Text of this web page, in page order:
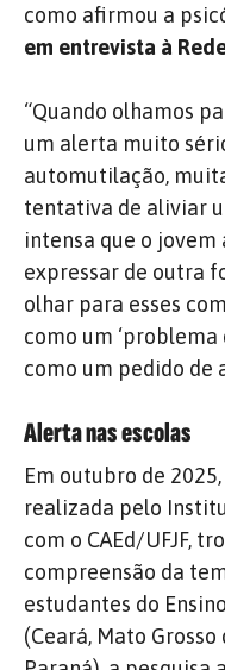
como afirmou a
em entrevista à
“Quando olhamos
um alerta muito
automutilação,
tentativa de aliviar
intensa que o jovem
expressar de outra
olhar para esses
como um ‘problema
como um pedido de
Alerta nas escolas
Em outubro de
realizada pelo
com o CAEd/UFJF,
compreensão da
estudantes do
(Ceará, Mato Grosso